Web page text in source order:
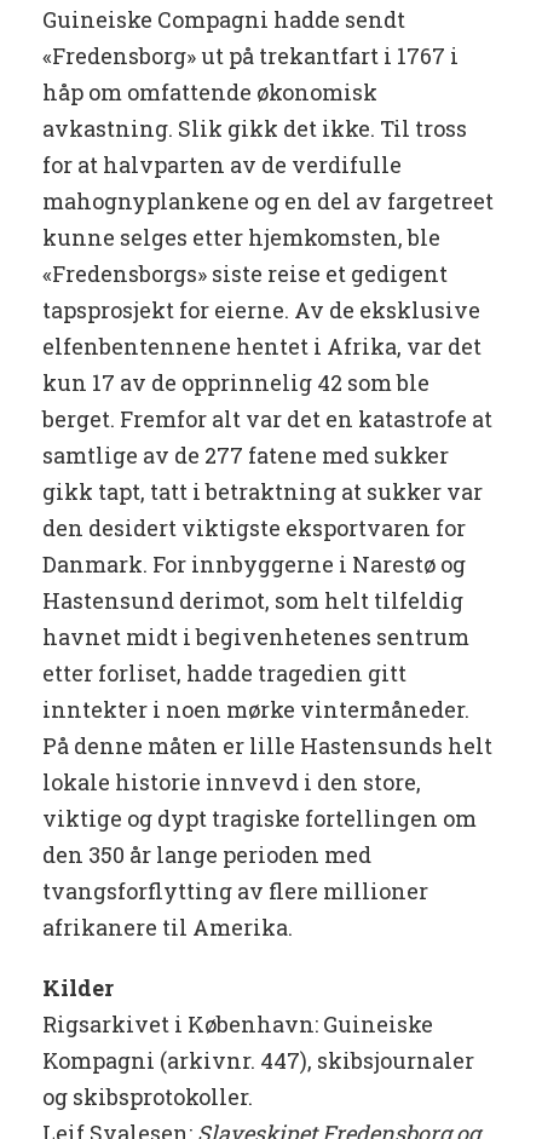
Guineiske Compagni hadde sendt
«Fredensborg» ut på trekantfart i 1767 i
håp om omfattende økonomisk
avkastning. Slik gikk det ikke. Til tross
for at halvparten av de verdifulle
mahognyplankene og en del av fargetreet
kunne selges etter hjemkomsten, ble
«Fredensborgs» siste reise et gedigent
tapsprosjekt for eierne. Av de eksklusive
elfenbentennene hentet i Afrika, var det
kun 17 av de opprinnelig 42 som ble
berget. Fremfor alt var det en katastrofe at
samtlige av de 277 fatene med sukker
gikk tapt, tatt i betraktning at sukker var
den desidert viktigste eksportvaren for
Danmark. For innbyggerne i Narestø og
Hastensund derimot, som helt tilfeldig
havnet midt i begivenhetenes sentrum
etter forliset, hadde tragedien gitt
inntekter i noen mørke vintermåneder.
På denne måten er lille Hastensunds helt
lokale historie innvevd i den store,
viktige og dypt tragiske fortellingen om
den 350 år lange perioden med
tvangsforflytting av flere millioner
afrikanere til Amerika.
Kilder
Rigsarkivet i København: Guineiske
Kompagni (arkivnr. 447), skibsjournaler
og skibsprotokoller.